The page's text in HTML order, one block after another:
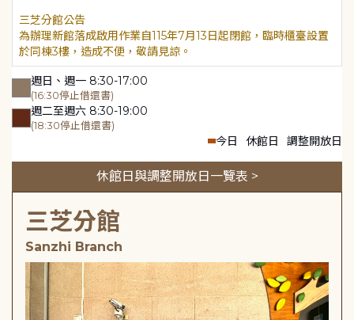
三芝分館公告
為辦理新館落成啟用作業自115年7月13日起閉館，臨時櫃臺設置
於同棟3樓，造成不便，敬請見諒。
週日、週一 8:30-17:00
(16:30停止借還書)
週二至週六 8:30-19:00
(18:30停止借還書)
今日 休館日 調整開放日
休館日與調整開放日一覽表 >
三芝分館
Sanzhi Branch